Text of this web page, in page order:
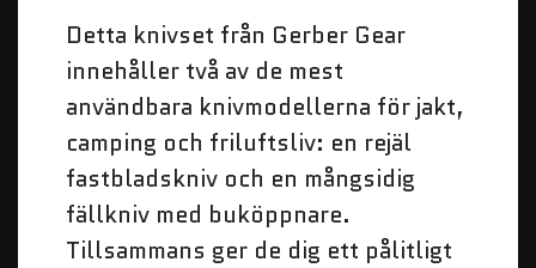
Detta knivset från Gerber Gear
innehåller två av de mest
användbara knivmodellerna för jakt,
camping och friluftsliv: en rejäl
fastbladskniv och en mångsidig
fällkniv med buköppnare.
Tillsammans ger de dig ett pålitligt